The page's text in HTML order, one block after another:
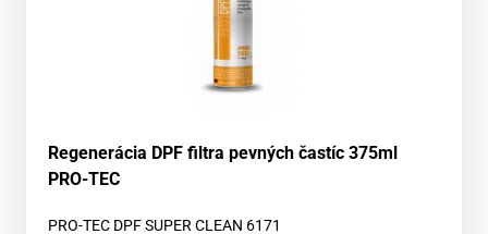
Regenerácia DPF filtra pevných častíc 375ml
PRO-TEC
PRO-TEC DPF SUPER CLEAN 6171